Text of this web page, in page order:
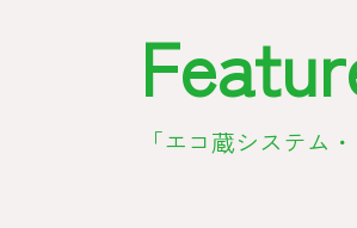
「エコ蔵システム